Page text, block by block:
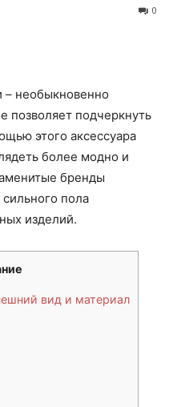
0
– необыкновенно
позволяет подчеркнуть
этого аксессуара
более модно и
бренды
пола
изделий.
вид и материал